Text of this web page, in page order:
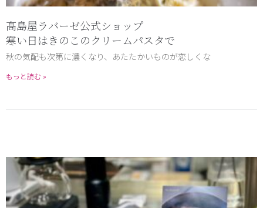
髙島屋ラバーゼ公式ショップ
寒い日はきのこのクリームパスタで
秋の気配も次第に濃くなり、あたたかいものが恋しくな
もっと読む »